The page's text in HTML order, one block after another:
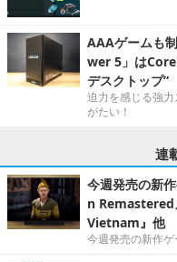
AAAゲームも
wer 5」は
デスクトップ”
迫力を感じる強
がたい！
連
今週発売の新
n Remastered
Vietnam』他
今週発売の新作ゲ